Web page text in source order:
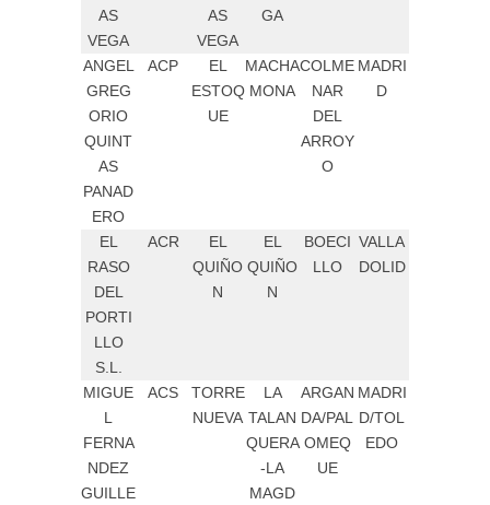
AS
VEGA
AS
VEGA
GA
ANGEL
GREG
ORIO
QUINT
AS
PANAD
ERO
ACP
EL
ESTOQ
UE
MACHA
MONA
COLME
NAR
DEL
ARROY
O
MADRI
D
EL
RASO
DEL
PORTI
LLO
S.L.
ACR
EL
QUIÑO
N
EL
QUIÑO
N
BOECI
LLO
VALLA
DOLID
MIGUE
L
FERNA
NDEZ
GUILLE
ACS
TORRE
NUEVA
LA
TALAN
QUERA
-LA
MAGD
ARGAN
DA/PAL
OMEQ
UE
MADRI
D/TOL
EDO